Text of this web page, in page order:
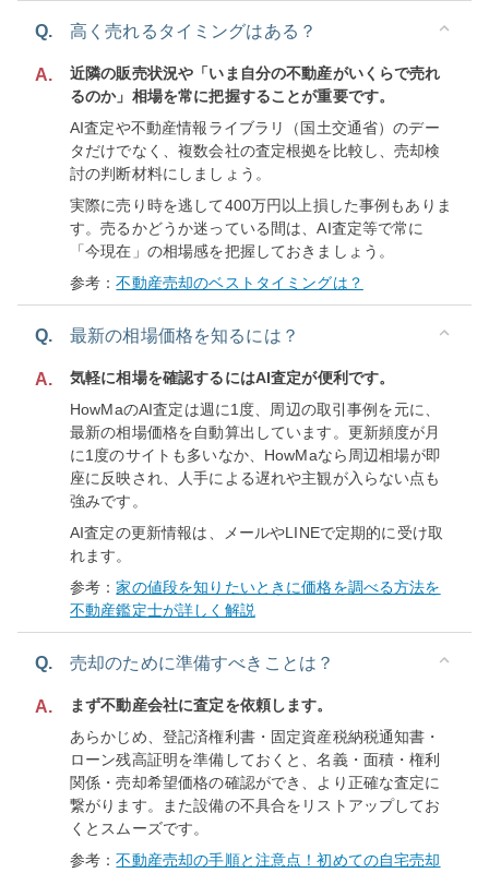
Q. 高く売れるタイミングはある？
A.
近隣の販売状況や「いま自分の不動産がいくらで売れ
るのか」相場を常に把握することが重要です。
AI査定や不動産情報ライブラリ（国土交通省）のデー
タだけでなく、複数会社の査定根拠を比較し、売却検
討の判断材料にしましょう。
実際に売り時を逃して400万円以上損した事例もありま
す。売るかどうか迷っている間は、AI査定等で常に
「今現在」の相場感を把握しておきましょう。
参考：不動産売却のベストタイミングは？
Q. 最新の相場価格を知るには？
A.
気軽に相場を確認するにはAI査定が便利です。
HowMaのAI査定は週に1度、周辺の取引事例を元に、
最新の相場価格を自動算出しています。更新頻度が月
に1度のサイトも多いなか、HowMaなら周辺相場が即
座に反映され、人手による遅れや主観が入らない点も
強みです。
AI査定の更新情報は、メールやLINEで定期的に受け取
れます。
参考：家の値段を知りたいときに価格を調べる方法を
不動産鑑定士が詳しく解説
Q. 売却のために準備すべきことは？
A.
まず不動産会社に査定を依頼します。
あらかじめ、登記済権利書・固定資産税納税通知書・
ローン残高証明を準備しておくと、名義・面積・権利
関係・売却希望価格の確認ができ、より正確な査定に
繋がります。また設備の不具合をリストアップしてお
くとスムーズです。
参考：不動産売却の手順と注意点！初めての自宅売却